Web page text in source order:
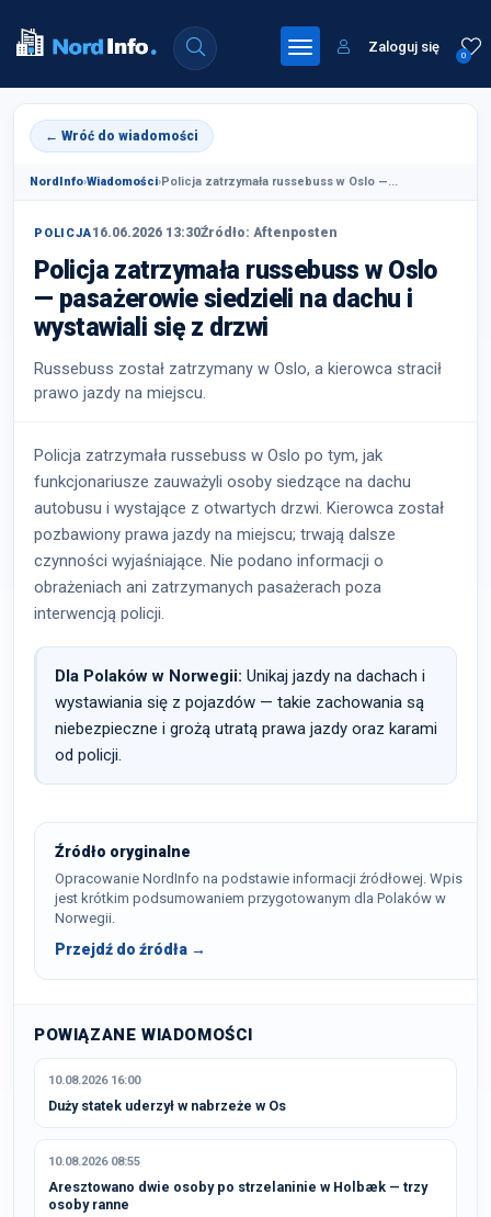
0
Zaloguj się
← Wróć do wiadomości
NordInfo›Wiadomości›Policja zatrzymała russebuss w Oslo —...
POLICJA16.06.2026 13:30Źródło: Aftenposten
Policja zatrzymała russebuss w Oslo
— pasażerowie siedzieli na dachu i
wystawiali się z drzwi
Russebuss został zatrzymany w Oslo, a kierowca stracił
prawo jazdy na miejscu.
Policja zatrzymała russebuss w Oslo po tym, jak
funkcjonariusze zauważyli osoby siedzące na dachu
autobusu i wystające z otwartych drzwi. Kierowca został
pozbawiony prawa jazdy na miejscu; trwają dalsze
czynności wyjaśniające. Nie podano informacji o
obrażeniach ani zatrzymanych pasażerach poza
interwencją policji.
Dla Polaków w Norwegii: Unikaj jazdy na dachach i
wystawiania się z pojazdów — takie zachowania są
niebezpieczne i grożą utratą prawa jazdy oraz karami
od policji.
Źródło oryginalne
Opracowanie NordInfo na podstawie informacji źródłowej. Wpis
jest krótkim podsumowaniem przygotowanym dla Polaków w
Norwegii.
Przejdź do źródła →
POWIĄZANE WIADOMOŚCI
10.08.2026 16:00
Duży statek uderzył w nabrzeże w Os
10.08.2026 08:55
Aresztowano dwie osoby po strzelaninie w Holbæk — trzy
osoby ranne